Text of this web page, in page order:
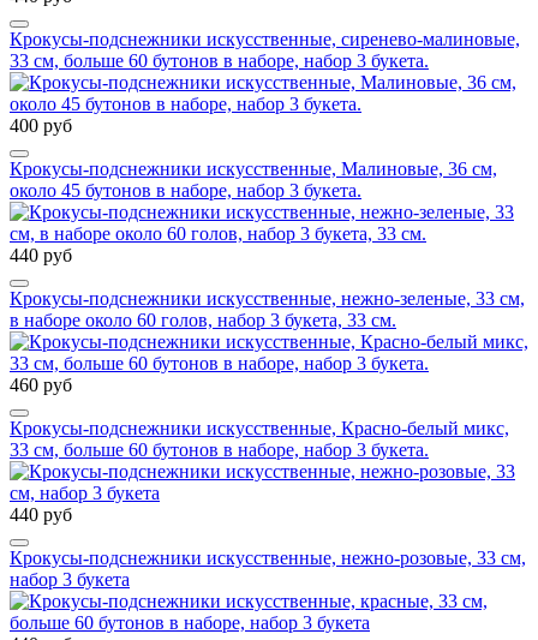
Крокусы-подснежники искусственные, сиренево-малиновые,
33 см, больше 60 бутонов в наборе, набор 3 букета.
400 руб
Крокусы-подснежники искусственные, Малиновые, 36 см,
около 45 бутонов в наборе, набор 3 букета.
440 руб
Крокусы-подснежники искусственные, нежно-зеленые, 33 см,
в наборе около 60 голов, набор 3 букета, 33 см.
460 руб
Крокусы-подснежники искусственные, Красно-белый микс,
33 см, больше 60 бутонов в наборе, набор 3 букета.
440 руб
Крокусы-подснежники искусственные, нежно-розовые, 33 см,
набор 3 букета